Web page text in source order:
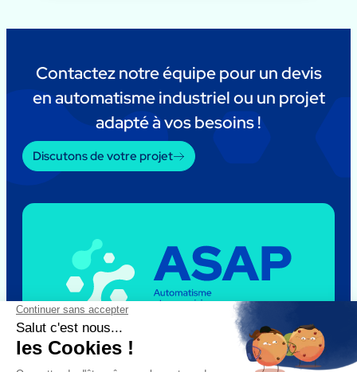
Contactez notre équipe pour un devis
en automatisme industriel ou un projet
adapté à vos besoins !
Discutons de votre projet
Le groupe
ASAP
Nous recrutons